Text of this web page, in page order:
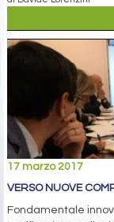
17 marzo 2017
VERSO NUOVE
Fondamentale